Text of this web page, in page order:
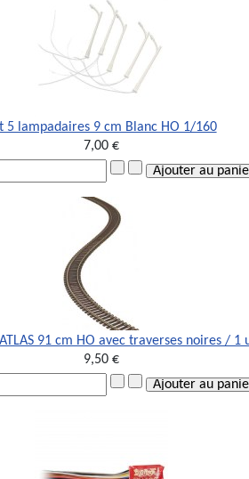
5 lampadaires 9 cm Blanc HO 1/160
7,00 €
91 cm HO avec traverses noires / 1
9,50 €